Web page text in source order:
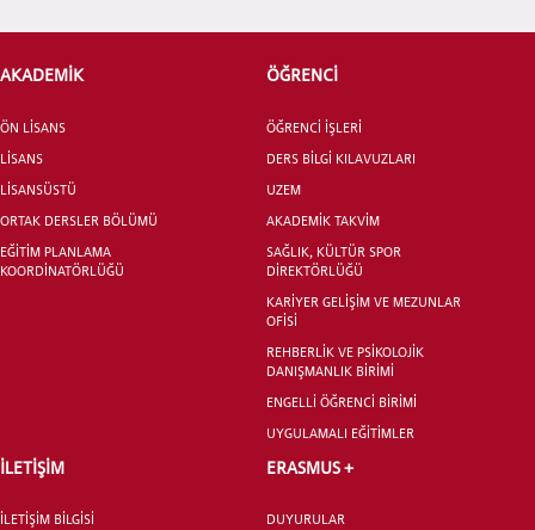
AKADEMİK
ÖN LİSANS
LİSANS
LİSANSÜSTÜ
ORTAK DERSLER BÖLÜMÜ
EĞİTİM PLANLAMA
KOORDİNATÖRLÜĞÜ
ÖĞRENCİ
ÖĞRENCİ İŞLERİ
DERS BİLGİ KILAVUZLARI
UZEM
AKADEMİK TAKVİM
SAĞLIK, KÜLTÜR SPOR
DİREKTÖRLÜĞÜ
KARİYER GELİŞİM VE MEZUNLAR
OFİSİ
REHBERLİK VE PSİKOLOJİK
DANIŞMANLIK BİRİMİ
ENGELLİ ÖĞRENCİ BİRİMİ
UYGULAMALI EĞİTİMLER
İLETİŞİM
İLETİŞİM BİLGİSİ
ERASMUS +
DUYURULAR